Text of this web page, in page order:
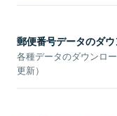
郵便番号データのダ
各種データのダウンロ
更新）